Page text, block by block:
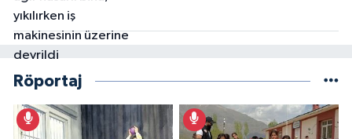
Röportaj